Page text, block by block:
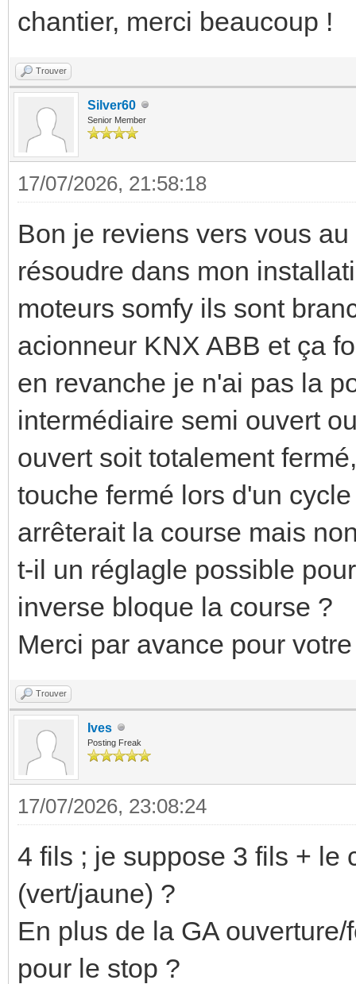
chantier, merci beaucoup !
Trouver
Silver60
Senior Member
17/07/2026, 21:58:18
Bon je reviens vers vous
résoudre dans mon
moteurs somfy ils sont
acionneur KNX ABB et ça
en revanche je n'ai pas la
intermédiaire semi ouvert
ouvert soit totalement
touche fermé lors d'un
arrêterait la course mais
t-il un réglagle possible
inverse bloque la course ?
Merci par avance pour
Trouver
Ives
Posting Freak
17/07/2026, 23:08:24
4 fils ; je suppose 3 fils + le
(vert/jaune) ?
En plus de la GA
pour le stop ?